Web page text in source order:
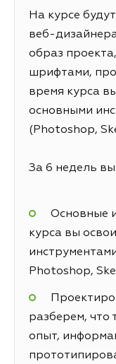
На курсе
веб-
образ
шрифтами,
время курса
основными
(Photoshop,
За 6 недель вы
Основные
курса вы
Photoshop,
разберем, что
опыт,